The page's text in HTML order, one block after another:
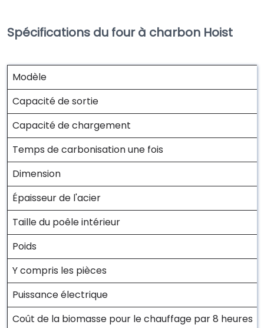
Spécifications du four à charbon Hoist
Modèle
Capacité de sortie
Capacité de chargement
Temps de carbonisation une fois
Dimension
Épaisseur de l'acier
Taille du poêle intérieur
Poids
Y compris les pièces
Puissance électrique
Coût de la biomasse pour le chauffage par 8 heures